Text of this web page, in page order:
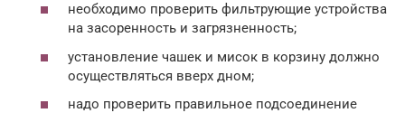
необходимо проверить фильтрующие устройства
на засоренность и загрязненность;
установление чашек и мисок в корзину должно
осуществляться вверх дном;
надо проверить правильное подсоединение